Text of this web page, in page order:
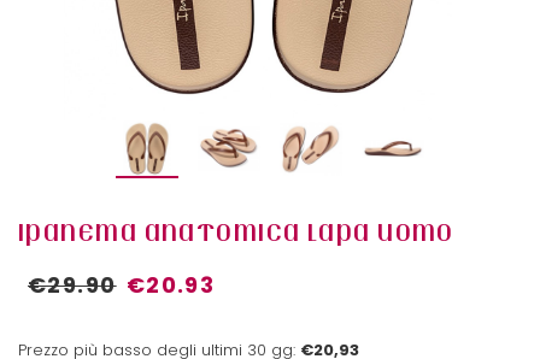
IPANEMA ANATOMICA LAPA UOMO
€29.90 €20.93
Prezzo più basso degli ultimi 30 gg: €20,93